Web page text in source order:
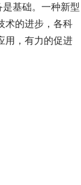
基础。一种新型
术的进步，各科
用，有力的促进